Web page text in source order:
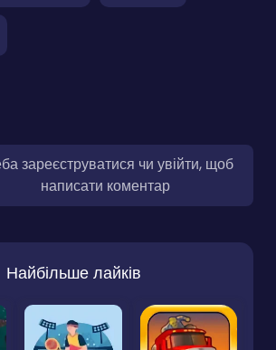
зареєструватися чи увійти, щоб
написати коментар
Найбільше лайків